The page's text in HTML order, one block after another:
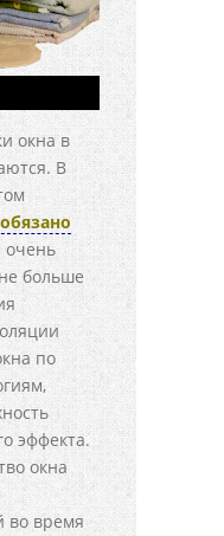
окна в
В
очень
больше
по
эффекта.
окна
во время